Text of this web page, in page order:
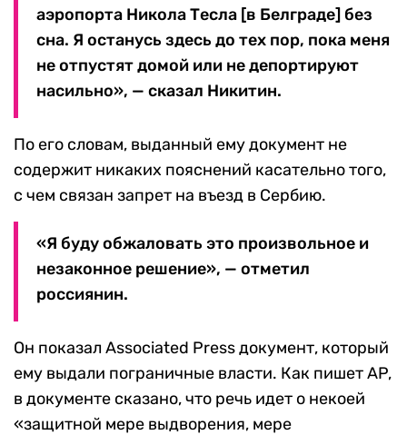
аэропорта Никола Тесла [в Белграде] без
сна. Я останусь здесь до тех пор, пока меня
не отпустят домой или не депортируют
насильно», — сказал Никитин.
По его словам, выданный ему документ не
содержит никаких пояснений касательно того,
с чем связан запрет на въезд в Сербию.
«Я буду обжаловать это произвольное и
незаконное решение», — отметил
россиянин.
Он показал Associated Press документ, который
ему выдали пограничные власти. Как пишет AP,
в документе сказано, что речь идет о некоей
«защитной мере выдворения, мере